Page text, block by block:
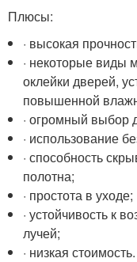
Плюсы:
· высокая
· некоторые виды
оклейки дверей,
повышенной
· огромный выбор
· использование
· способность
полотна;
· простота в уходе;
· устойчивость к
лучей;
· низкая стоимость.